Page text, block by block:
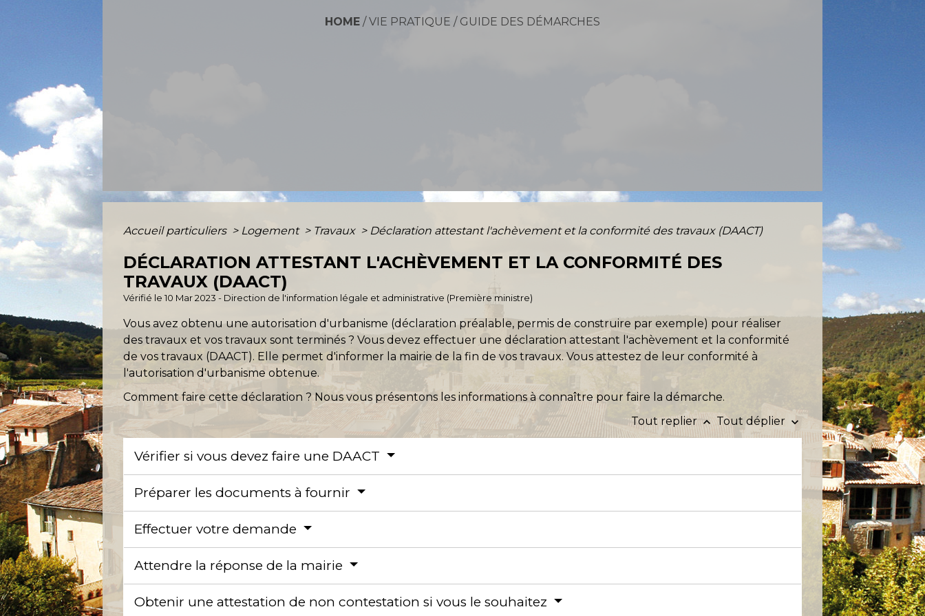
HOME /VIE PRATIQUE / GUIDE DES DÉMARCHES
Accueil particuliers > Logement > Travaux > Déclaration attestant l'achèvement et la conformité des travaux (DAACT)
DÉCLARATION ATTESTANT L'ACHÈVEMENT ET LA CONFORMITÉ DES
TRAVAUX (DAACT)
Vérifié le 10 Mar 2023 - Direction de l'information légale et administrative (Première ministre)
Vous avez obtenu une autorisation d'urbanisme (déclaration préalable, permis de construire par exemple) pour réaliser
des travaux et vos travaux sont terminés ? Vous devez effectuer une déclaration attestant l'achèvement et la conformité
de vos travaux (DAACT). Elle permet d'informer la mairie de la fin de vos travaux. Vous attestez de leur conformité à
l'autorisation d'urbanisme obtenue.
Comment faire cette déclaration ? Nous vous présentons les informations à connaître pour faire la démarche.
Tout replierkeyboard_arrow_up Tout déplier keyboard_arrow_down
Vérifier si vous devez faire une DAACT
Préparer les documents à fournir
Effectuer votre demande
Attendre la réponse de la mairie
Obtenir une attestation de non contestation si vous le souhaitez